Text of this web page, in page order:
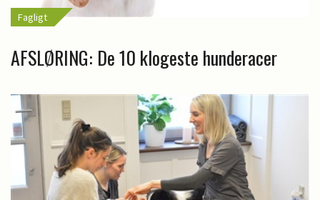
Fagligt
AFSLØRING: De 10 klogeste hunderacer